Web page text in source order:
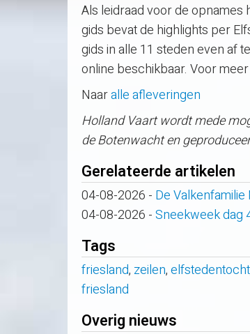
Als leidraad voor de opnames
gids bevat de highlights per
gids in alle 11 steden even af
online beschikbaar. Voor
Naaralle afleveringen
Holland Vaart wordt mede
de Botenwacht en
Gerelateerde artikelen
04-08-2026 - De
04-08-2026 -Sneekweek dag
Tags
friesland, zeilen,elfstedentocht
friesland
Overig nieuws